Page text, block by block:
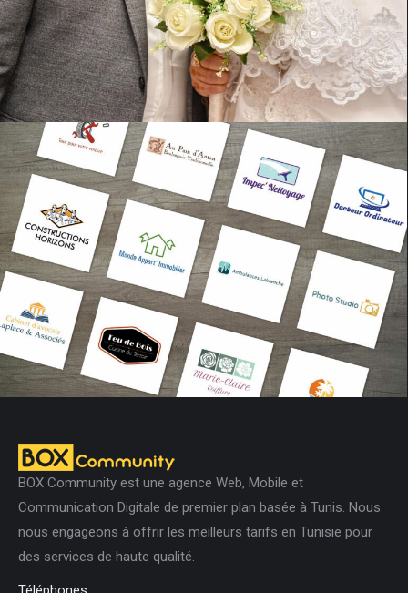
BOX Community est une agence Web, Mobile et
Communication Digitale de premier plan basée à Tunis. Nous
nous engageons à offrir les meilleurs tarifs en Tunisie pour
des services de haute qualité.